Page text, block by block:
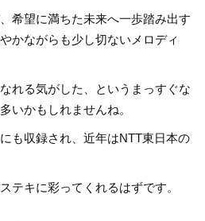
希望に満ちた未来へ一歩踏み出す
かながらも少し切ないメロディ
れる気がした、というまっすぐな
いかもしれませんね。
も収録され、近年はNTT東日本の
テキに彩ってくれるはずです。